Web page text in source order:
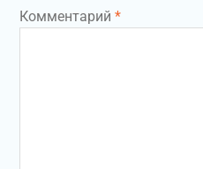
Комментарий *